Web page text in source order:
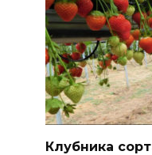
Клубника